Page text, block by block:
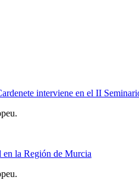
interviene en el II
en la Región de Murcia